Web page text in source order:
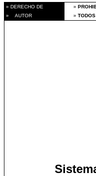
» DERECHO DE »
» AUTOR
»